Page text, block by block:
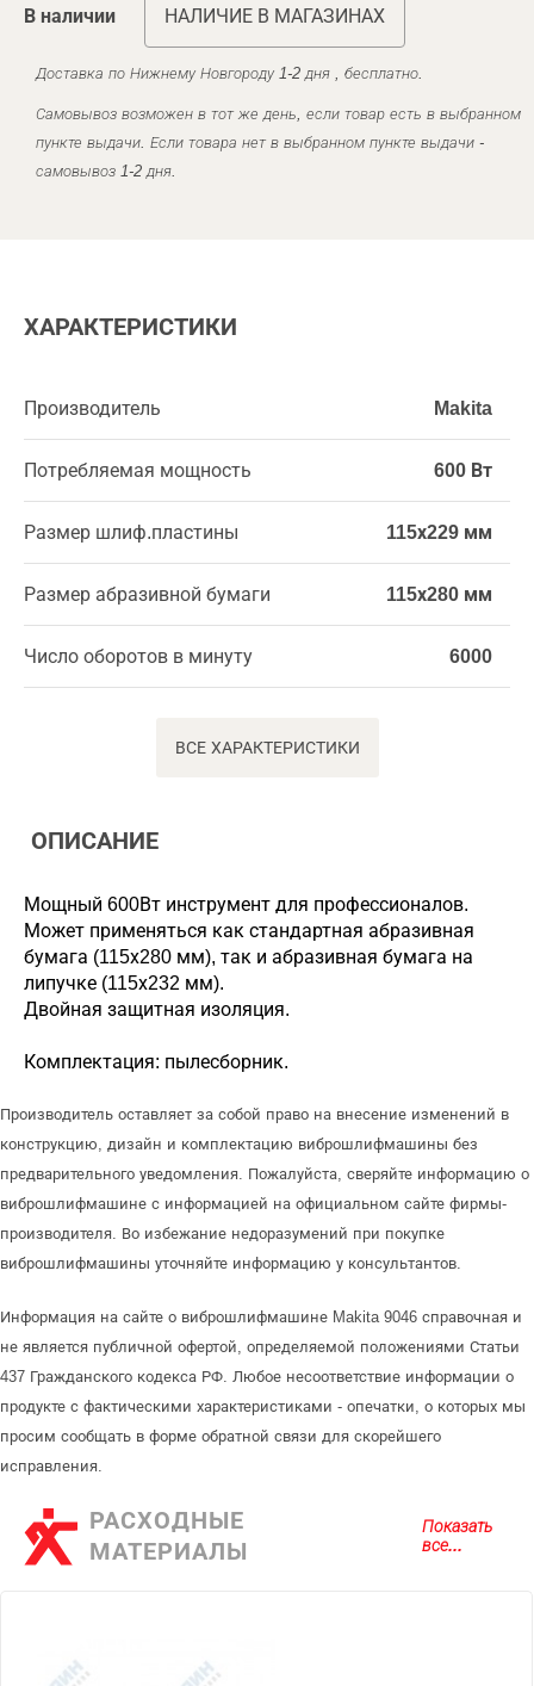
В наличии НАЛИЧИЕ В МАГАЗИНАХ
Доставка по Нижнему Новгороду 1-2 дня , бесплатно.
Самовывоз возможен в тот же день, если товар есть в выбранном
пункте выдачи. Если товара нет в выбранном пункте выдачи -
самовывоз 1-2 дня.
ХАРАКТЕРИСТИКИ
Производитель Makita
Потребляемая мощность 600 Вт
Размер шлиф.пластины 115х229 мм
Размер абразивной бумаги 115х280 мм
Число оборотов в минуту 6000
ВСЕ ХАРАКТЕРИСТИКИ
ОПИСАНИЕ
Мощный 600Вт инструмент для профессионалов.
Может применяться как стандартная абразивная
бумага (115х280 мм), так и абразивная бумага на
липучке (115х232 мм).
Двойная защитная изоляция.
Комплектация: пылесборник.
Производитель оставляет за собой право на внесение изменений в
конструкцию, дизайн и комплектацию виброшлифмашины без
предварительного уведомления. Пожалуйста, сверяйте информацию о
виброшлифмашине с информацией на официальном сайте фирмы-
производителя. Во избежание недоразумений при покупке
виброшлифмашины уточняйте информацию у консультантов.
Информация на сайте о виброшлифмашине Makita 9046 справочная и
не является публичной офертой, определяемой положениями Статьи
437 Гражданского кодекса РФ. Любое несоответствие информации о
продукте с фактическими характеристиками - опечатки, о которых мы
просим сообщать в форме обратной связи для скорейшего
исправления.
РАСХОДНЫЕ
МАТЕРИАЛЫ
Показать
все...